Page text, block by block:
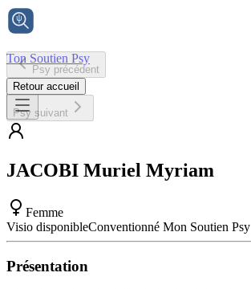
Ton Soutien Psy
Accueil
Psy précédent
Retour accueil
Psy suivant
JACOBI Muriel Myriam
Femme
Visio disponibleConventionné Mon Soutien Psy
Présentation